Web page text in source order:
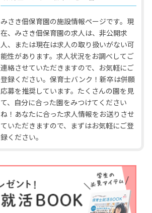
みさき佃保育園の施設情報ページです。現
在、みさき佃保育園の求人は、非公開求
人、または現在は求人の取り扱いがない可
能性があります。求人状況をお調べしてご
連絡させていただきますので、お気軽にご
登録ください。保育士バンク！新卒は併願
応募を推奨しています。たくさんの園を見
て、自分に合った園をみつけてください
ね！あなたに合った求人情報をお送りさせ
ていただきますので、まずはお気軽にご登
録ください。